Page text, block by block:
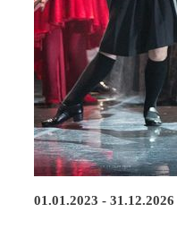
01.01.2023 - 31.12.2026